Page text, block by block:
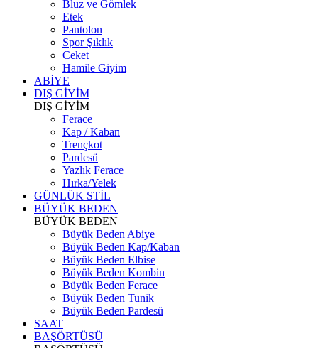
Bluz ve Gömlek
Etek
Pantolon
Spor Şıklık
Ceket
Hamile Giyim
ABİYE
DIŞ GİYİM
DIŞ GİYİM
Ferace
Kap / Kaban
Trençkot
Pardesü
Yazlık Ferace
Hırka/Yelek
GÜNLÜK STİL
BÜYÜK BEDEN
BÜYÜK BEDEN
Büyük Beden Abiye
Büyük Beden Kap/Kaban
Büyük Beden Elbise
Büyük Beden Kombin
Büyük Beden Ferace
Büyük Beden Tunik
Büyük Beden Pardesü
SAAT
BAŞÖRTÜSÜ